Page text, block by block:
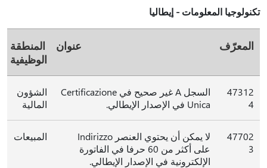
تكنولوجيا المعلومات - إيطاليا
المعرّف عنوان
المنطقة
الوظيفية
47312
4
السجل A غير صحيح في Certificazione
Unica في الإصدار الإيطالي.
الشؤون
المالية
47702
3
لا يمكن أن يحتوي العنصر Indirizzo
على أكثر من 60 حرفا في الفاتورة
الإلكترونية في الإصدار الإيطالي.
المبيعات